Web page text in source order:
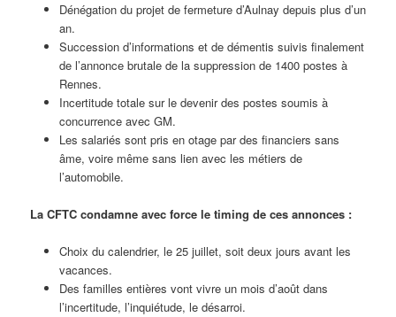
Dénégation du projet de fermeture d’Aulnay depuis plus d’un
an.
Succession d’informations et de démentis suivis finalement
de l’annonce brutale de la suppression de 1400 postes à
Rennes.
Incertitude totale sur le devenir des postes soumis à
concurrence avec GM.
Les salariés sont pris en otage par des financiers sans
âme, voire même sans lien avec les métiers de
l’automobile.
La CFTC condamne avec force le timing de ces annonces :
Choix du calendrier, le 25 juillet, soit deux jours avant les
vacances.
Des familles entières vont vivre un mois d’août dans
l’incertitude, l’inquiétude, le désarroi.